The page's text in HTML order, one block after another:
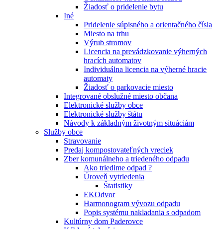
Žiadosť o pridelenie bytu
Iné
Pridelenie súpisného a orientačného čísla
Miesto na trhu
Výrub stromov
Licencia na prevádzkovanie výherných
hracích automatov
Individuálna licencia na výherné hracie
automaty
Žiadosť o parkovacie miesto
Integrované obslužné miesto občana
Elektronické služby obce
Elektronické služby štátu
Návody k základným životným situáciám
Služby obce
Stravovanie
Predaj kompostovateľných vreciek
Zber komunálneho a triedeného odpadu
Ako triedime odpad ?
Úroveň vytriedenia
Štatistiky
EKOdvor
Harmonogram vývozu odpadu
Popis systému nakladania s odpadom
Kultúrny dom Paderovce